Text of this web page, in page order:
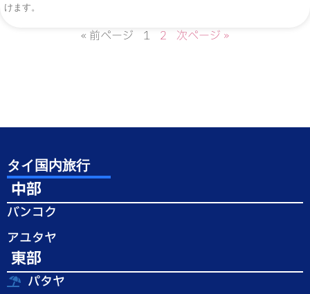
けます。
« 前ページ 1 2 次ページ »
タイ国内旅行
中部
バンコク
アユタヤ
東部
パタヤ